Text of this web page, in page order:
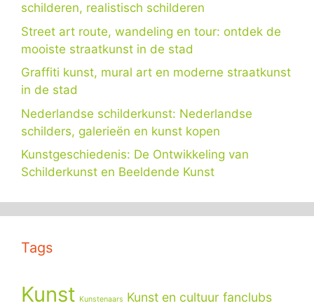
schilderen, realistisch schilderen
Street art route, wandeling en tour: ontdek de
mooiste straatkunst in de stad
Graffiti kunst, mural art en moderne straatkunst
in de stad
Nederlandse schilderkunst: Nederlandse
schilders, galerieën en kunst kopen
Kunstgeschiedenis: De Ontwikkeling van
Schilderkunst en Beeldende Kunst
Tags
Kunst Kunstenaars Kunst en cultuur fanclubs